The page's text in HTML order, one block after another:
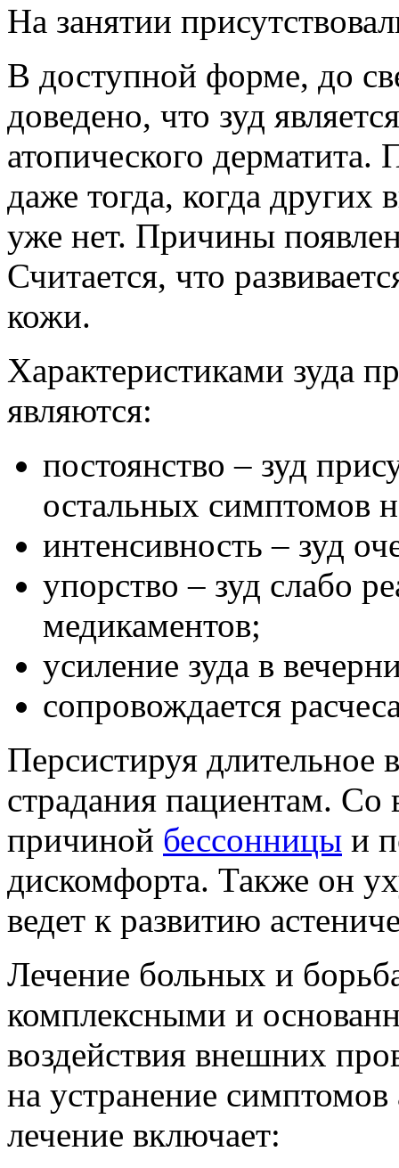
На занятии
В доступной форме, до
доведено, что зуд
атопического
даже тогда, когда
уже нет. Причины
Считается, что
кожи.
Характеристиками зуда
являются:
постоянство – зуд
остальных симптомов
интенсивность – зуд
упорство – зуд слабо
медикаментов;
усиление зуда в
сопровождается
Персистируя длительное
страдания пациентам. Со
причиной бессонницы и
дискомфорта. Также он
ведет к развитию
Лечение больных и
комплексными и
воздействия внешних
на устранение
лечение включает: